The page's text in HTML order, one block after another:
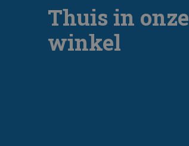
Thuis in onze
winkel